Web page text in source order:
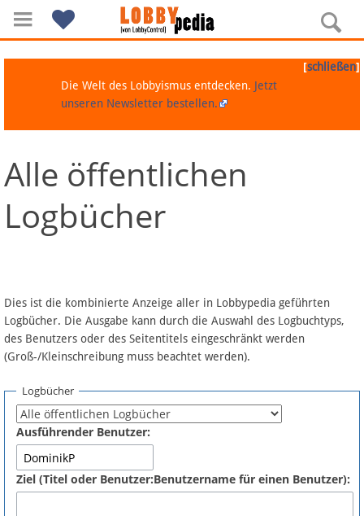
Navigation
Über Lobbypedia
Artikel nach Kategorien
FAQ
Fördermitglied werden
Fehler melden
[schließen]
Die Welt des Lobbyismus entdecken. Jetzt
unseren Newsletter bestellen.
Alle öffentlichen
Logbücher
Dies ist die kombinierte Anzeige aller in Lobbypedia geführten
Logbücher. Die Ausgabe kann durch die Auswahl des Logbuchtyps,
des Benutzers oder des Seitentitels eingeschränkt werden
(Groß-/Kleinschreibung muss beachtet werden).
Logbücher
Ausführender Benutzer:
Ziel (Titel oder Benutzer:Benutzername für einen Benutzer):